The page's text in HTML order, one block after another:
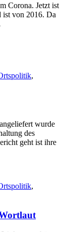
Corona. Jetzt ist
ist von 2016. Da
,
wurde
des
geht ist ihre
,